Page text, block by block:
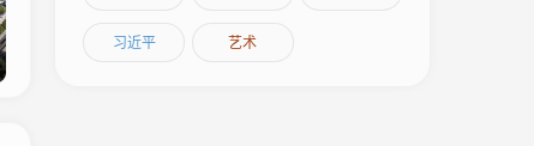
习近平 艺术